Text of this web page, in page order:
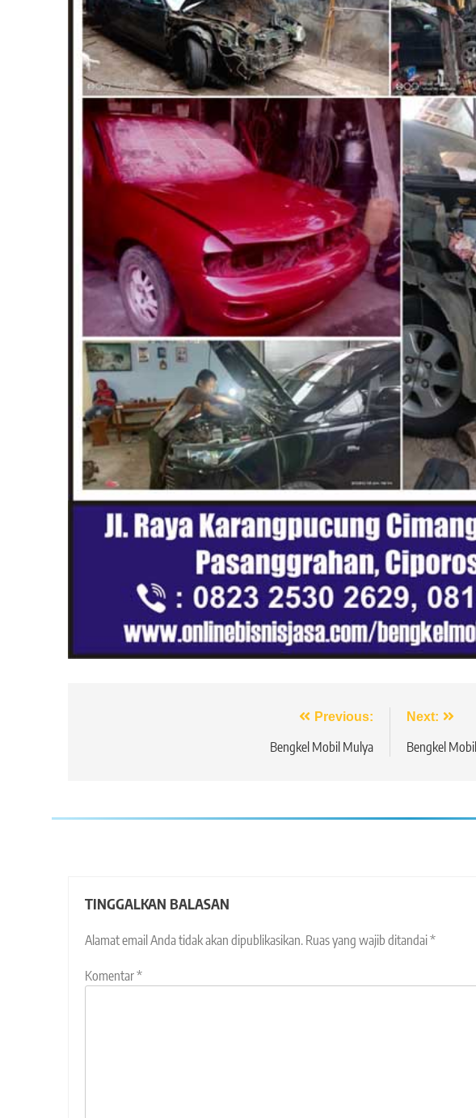
Previous:
Bengkel Mobil Mulya
Next:
Bengkel
TINGGALKAN BALASAN
Alamat email Anda tidak akan dipublikasikan. Ruas yang wajib ditandai*
Komentar*